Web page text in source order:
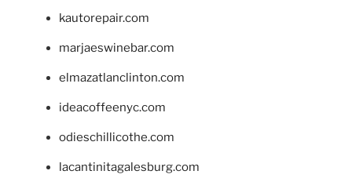
kautorepair.com
marjaeswinebar.com
elmazatlanclinton.com
ideacoffeenyc.com
odieschillicothe.com
lacantinitagalesburg.com